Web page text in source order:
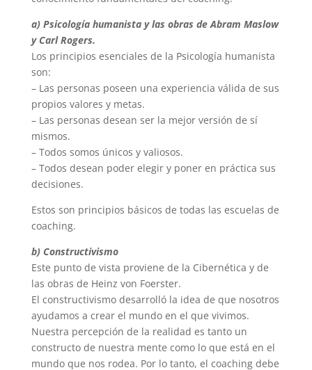
a) Psicología humanista y las obras de Abram Maslow
y Carl Rogers.
Los principios esenciales de la Psicología humanista
son:
– Las personas poseen una experiencia válida de sus
propios valores y metas.
– Las personas desean ser la mejor versión de sí
mismos.
– Todos somos únicos y valiosos.
– Todos desean poder elegir y poner en práctica sus
decisiones.
Estos son principios básicos de todas las escuelas de
coaching.
b) Constructivismo
Este punto de vista proviene de la Cibernética y de
las obras de Heinz von Foerster.
El constructivismo desarrolló la idea de que nosotros
ayudamos a crear el mundo en el que vivimos.
Nuestra percepción de la realidad es tanto un
constructo de nuestra mente como lo que está en el
mundo que nos rodea. Por lo tanto, el coaching debe